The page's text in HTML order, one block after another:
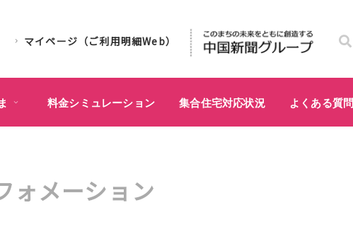
マイページ（ご利用明細Web）
料金シミュレーション 集合住宅対応状況 よくある質問
ォメーション